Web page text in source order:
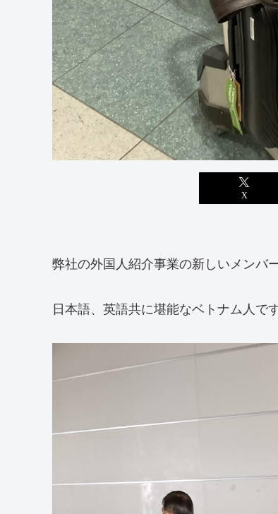
X
弊社の外国人紹介事業の新しいメンバ
日本語、英語共に堪能なベトナム人です